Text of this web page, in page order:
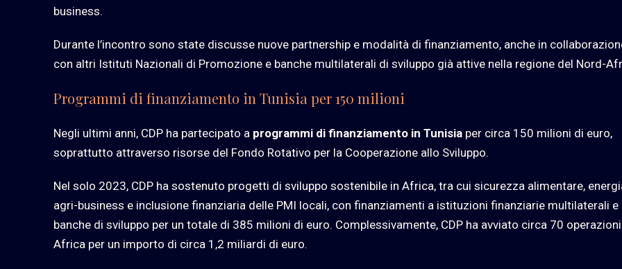
business.
Durante l’incontro sono state discusse nuove partnership e modalità di finanziamento, anche in
con altri Istituti Nazionali di Promozione e banche multilaterali di sviluppo già attive nella regione del Nord-
Programmi di finanziamento in Tunisia per 150 milioni
Negli ultimi anni, CDP ha partecipato a programmi di finanziamento in Tunisia per circa 150 milioni di euro,
soprattutto attraverso risorse del Fondo Rotativo per la Cooperazione allo Sviluppo.
Nel solo 2023, CDP ha sostenuto progetti di sviluppo sostenibile in Africa, tra cui sicurezza alimentare,
agri-business e inclusione finanziaria delle PMI locali, con finanziamenti a istituzioni finanziarie multilaterali e
banche di sviluppo per un totale di 385 milioni di euro. Complessivamente, CDP ha avviato circa 70
Africa per un importo di circa 1,2 miliardi di euro.